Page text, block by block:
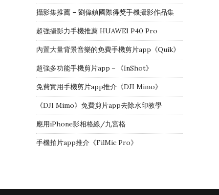
攝影集推薦 – 劉偉鎮國際得獎手機攝影作品集
超強攝影力手機推薦 HUAWEI P40 Pro
內置大量背景音樂的免費手機剪片app《Quik》
超強多功能手機剪片app－《InShot》
免費實用手機剪片app推介《DJI Mimo》
《DJI Mimo》免費剪片app去除水印教學
應用iPhone影相格線/九宮格
手機拍片app推介《FilMic Pro》